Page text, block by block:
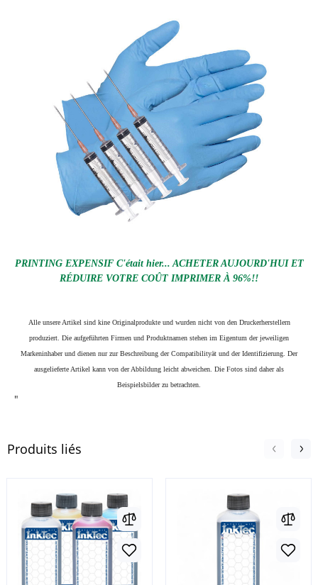
PRINTING EXPENSIF C'était hier... ACHETER AUJOURD'HUI ET
RÉDUIRE VOTRE COÛT IMPRIMER À 96%!!
Alle unsere Artikel sind kine Originalprodukte und wurden nicht von den Druckerherstellern
produziert. Die aufgeführten Firmen und Produktnamen stehen im Eigentum der jeweiligen
Markeninhaber und dienen nur zur Beschreibung der Compatibilityät und der Identifizierung. Der
ausgelieferte Artikel kann von der Abbildung leicht abweichen. Die Fotos sind daher als
Beispielsbilder zu betrachten.
"
Produits liés